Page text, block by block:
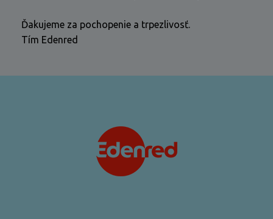
Ďakujeme za pochopenie a trpezlivosť.
Tím Edenred